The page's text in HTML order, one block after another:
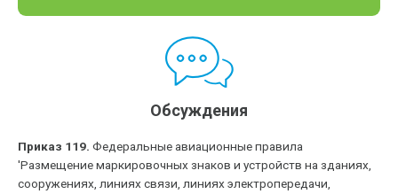
Обсуждения
Приказ 119. Федеральные авиационные правила
'Размещение маркировочных знаков и устройств на зданиях,
сооружениях, линиях связи, линиях электропередачи,